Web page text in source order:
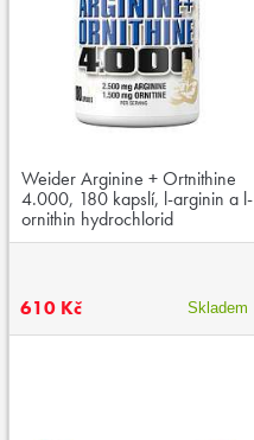
Weider Arginine + Ortnithine
4.000, 180 kapslí, l-arginin a l-
ornithin hydrochlorid
610 Kč Skladem